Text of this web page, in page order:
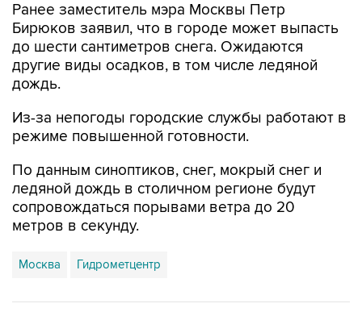
Ранее заместитель мэра Москвы Петр
Бирюков заявил, что в городе может выпасть
до шести сантиметров снега. Ожидаются
другие виды осадков, в том числе ледяной
дождь.
Из-за непогоды городские службы работают в
режиме повышенной готовности.
По данным синоптиков, снег, мокрый снег и
ледяной дождь в столичном регионе будут
сопровождаться порывами ветра до 20
метров в секунду.
Москва Гидрометцентр